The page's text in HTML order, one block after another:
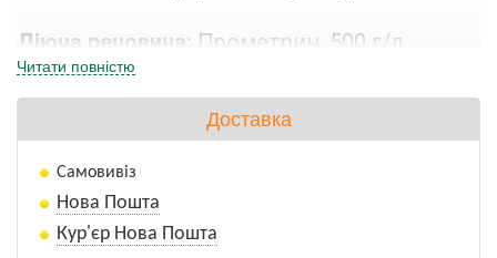
Діюча речовина: Прометрин, 500 г/л
Форма препарату: Концентрат суспензії
Характеристика діючої речовини:
Читати повністю
Доставка
Самовивіз
Нова Пошта
Кур'єр Нова Пошта